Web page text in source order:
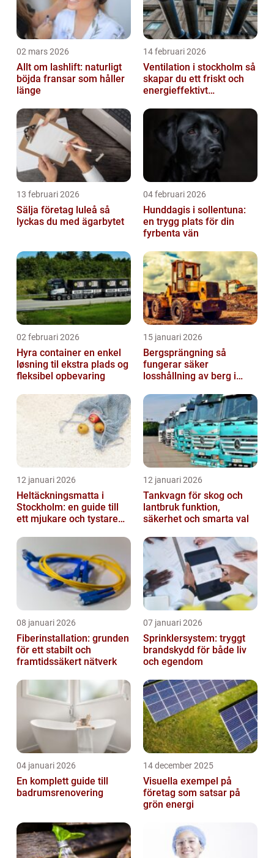
02 mars 2026
Allt om lashlift: naturligt
böjda fransar som håller
länge
14 februari 2026
Ventilation i stockholm så
skapar du ett friskt och
energieffektivt
13 februari 2026
Sälja företag luleå så
lyckas du med ägarbytet
04 februari 2026
Hunddagis i sollentuna:
en trygg plats för din
fyrbenta vän
02 februari 2026
Hyra container en enkel
løsning til ekstra plads og
fleksibel opbevaring
15 januari 2026
Bergsprängning så
fungerar säker
losshållning av berg i
12 januari 2026
Heltäckningsmatta i
Stockholm: en guide till
ett mjukare och tystare
12 januari 2026
Tankvagn för skog och
lantbruk funktion,
säkerhet och smarta val
08 januari 2026
Fiberinstallation: grunden
för ett stabilt och
framtidssäkert nätverk
07 januari 2026
Sprinklersystem: tryggt
brandskydd för både liv
och egendom
04 januari 2026
En komplett guide till
badrumsrenovering
14 december 2025
Visuella exempel på
företag som satsar på
grön energi